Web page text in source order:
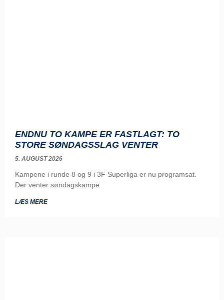
ENDNU TO KAMPE ER FASTLAGT: TO
STORE SØNDAGSSLAG VENTER
5. AUGUST 2026
Kampene i runde 8 og 9 i 3F Superliga er nu programsat.
Der venter søndagskampe
LÆS MERE